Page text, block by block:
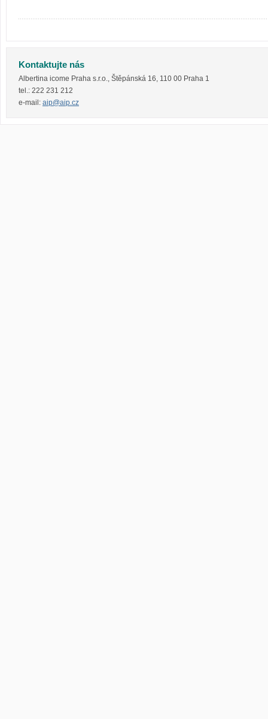
Kontaktujte nás
Albertina icome Praha s.r.o., Štěpánská 16, 110 00 Praha 1
tel.: 222 231 212
e-mail: aip@aip.cz